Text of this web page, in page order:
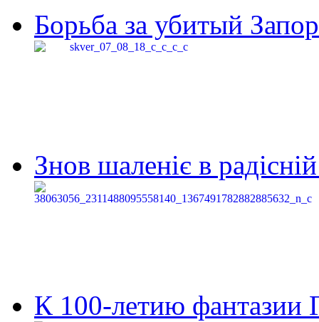
Борьба за убитый
Знов шаленіє в
К 100-летию фантазии